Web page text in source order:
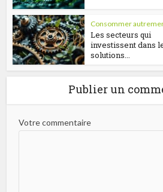
Consommer
Les secteurs qui
investissent dans
solutions...
Publier un
Votre commentaire